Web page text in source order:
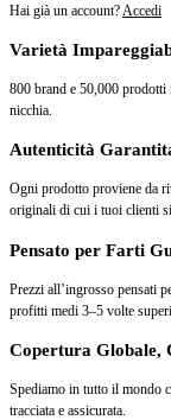
Hai già un account?Accedi
Varietà
800 brand e 50,000
nicchia.
Autenticità
Ogni prodotto proviene da
originali di cui i tuoi clienti
Pensato per Farti
Prezzi all’ingrosso pensati
profitti medi 3–5 volte
Copertura Globale,
Spediamo in tutto il mondo
tracciata e assicurata.